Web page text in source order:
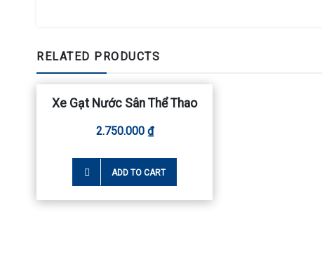
RELATED PRODUCTS
Xe Gạt Nước Sân Thể Thao
2.750.000 ₫
ADD TO CART